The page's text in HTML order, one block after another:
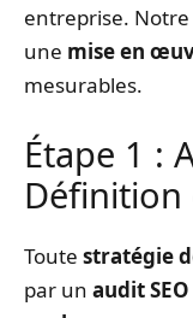
entreprise. Notre
une mise en
mesurables.
Étape 1 :
Définition
Toute stratégie
par un audit SEO